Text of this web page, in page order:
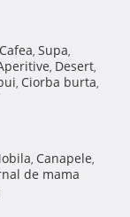
Cafea, Supa,
, Desert,
, Ciorba burta,
, Canapele,
de mama